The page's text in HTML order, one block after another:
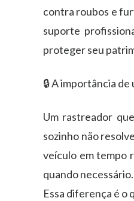
contra roubos e
suporte
proteger seu
🔒 A importância
Um rastreador
sozinho não
veículo em tempo
quando necessário.
Essa diferença é o